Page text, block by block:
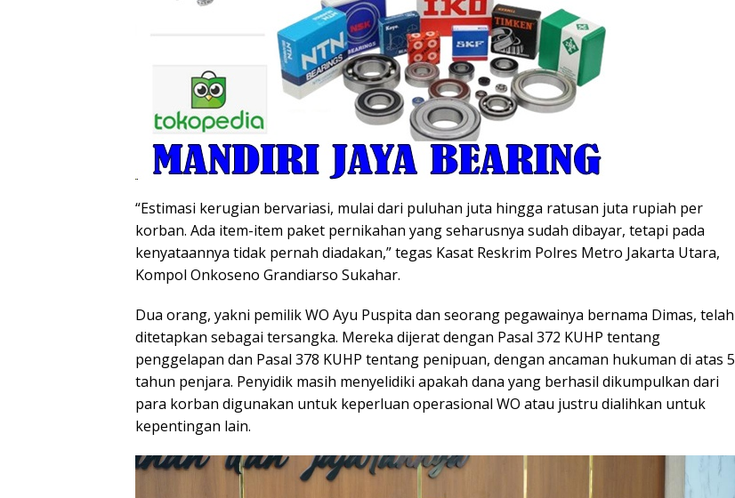
“Estimasi kerugian bervariasi, mulai dari puluhan juta hingga ratusan juta rupiah per
korban. Ada item-item paket pernikahan yang seharusnya sudah dibayar, tetapi pada
kenyataannya tidak pernah diadakan,” tegas Kasat Reskrim Polres Metro Jakarta Utara,
Kompol Onkoseno Grandiarso Sukahar.
Dua orang, yakni pemilik WO Ayu Puspita dan seorang pegawainya bernama Dimas, telah
ditetapkan sebagai tersangka. Mereka dijerat dengan Pasal 372 KUHP tentang
penggelapan dan Pasal 378 KUHP tentang penipuan, dengan ancaman hukuman di atas 5
tahun penjara. Penyidik masih menyelidiki apakah dana yang berhasil dikumpulkan dari
para korban digunakan untuk keperluan operasional WO atau justru dialihkan untuk
kepentingan lain.